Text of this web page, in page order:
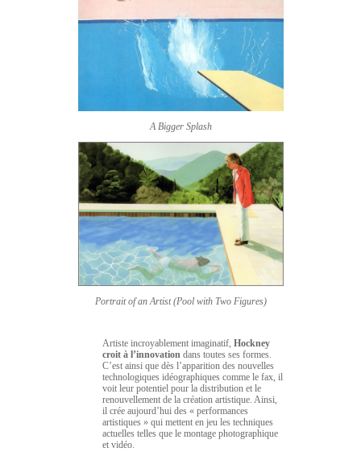
A Bigger Splash
Portrait of an Artist (Pool with Two Figures)
Artiste incroyablement imaginatif, Hockney
croit à l’innovation dans toutes ses formes.
C’est ainsi que dès l’apparition des nouvelles
technologiques idéographiques comme le fax, il
voit leur potentiel pour la distribution et le
renouvellement de la création artistique. Ainsi,
il crée aujourd’hui des « performances
artistiques » qui mettent en jeu les techniques
actuelles telles que le montage photographique
et vidéo.